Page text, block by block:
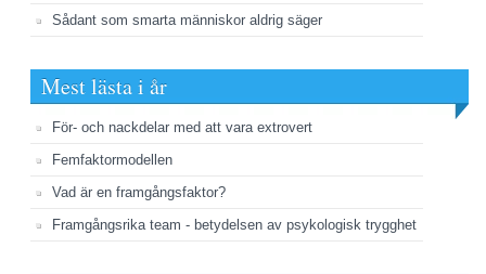
Sådant som smarta människor aldrig säger
Mest lästa i år
För- och nackdelar med att vara extrovert
Femfaktormodellen
Vad är en framgångsfaktor?
Framgångsrika team - betydelsen av psykologisk trygghet